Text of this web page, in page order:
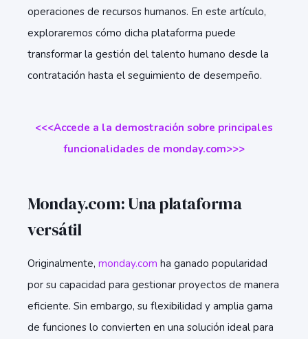
operaciones de recursos humanos. En este artículo,
exploraremos cómo dicha plataforma puede
transformar la gestión del talento humano desde la
contratación hasta el seguimiento de desempeño.
<<<Accede a la demostración sobre principales
funcionalidades de monday.com>>>
Monday.com: Una plataforma
versátil
Originalmente, monday.com ha ganado popularidad
por su capacidad para gestionar proyectos de manera
eficiente. Sin embargo, su flexibilidad y amplia gama
de funciones lo convierten en una solución ideal para